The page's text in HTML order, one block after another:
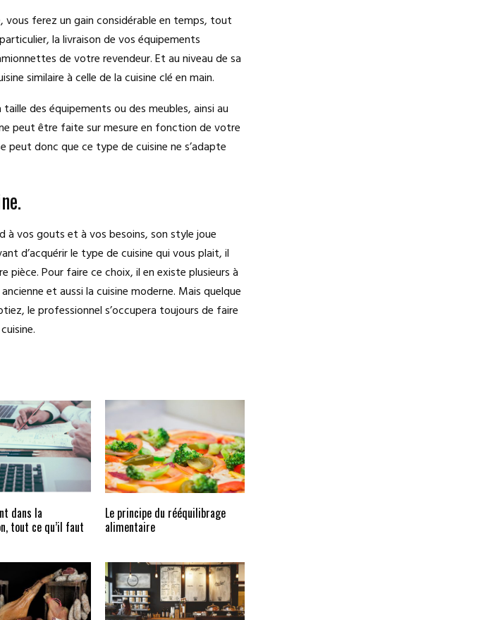
vous ferez un gain considérable en temps, tout
la livraison de vos équipements
de votre revendeur. Et au niveau de sa
similaire à celle de la cuisine clé en main.
des équipements ou des meubles, ainsi au
peut être faite sur mesure en fonction de votre
peut donc que ce type de cuisine ne s’adapte
à vos gouts et à vos besoins, son style joue
d’acquérir le type de cuisine qui vous plait, il
Pour faire ce choix, il en existe plusieurs à
et aussi la cuisine moderne. Mais quelque
le professionnel s’occupera toujours de faire
dans la
tout ce qu’il faut
Le principe du rééquilibrage
alimentaire